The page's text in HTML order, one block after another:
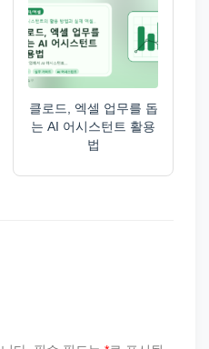
클로드, 엑셀 업무를 돕
는 AI 어시스턴트 활용
법